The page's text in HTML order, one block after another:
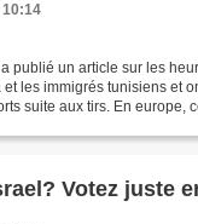
10:14
a publié un article sur les
et les immigrés tunisiens et
suite aux tirs. En europe,
Votez juste